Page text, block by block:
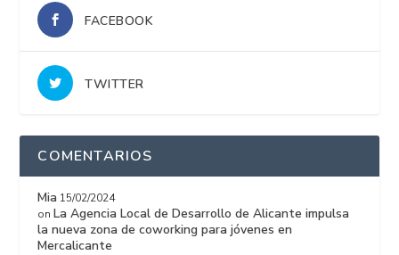
FACEBOOK
TWITTER
COMENTARIOS
Mia 15/02/2024
onLa Agencia Local de Desarrollo de Alicante impulsa
la nueva zona de coworking para jóvenes en
Mercalicante